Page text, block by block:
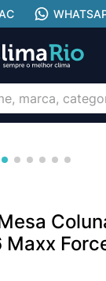
categoria...